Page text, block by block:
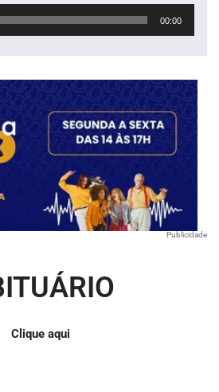
00:00
Publicidade
Clique aqui